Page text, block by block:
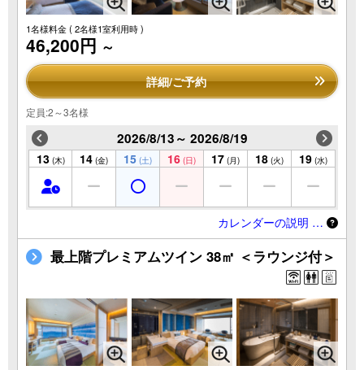
1名様料金( 2名様1室利用時 )
46,200円 ～
詳細/ご予約
定員:2～3名様
2026/8/13～ 2026/8/19
13 (木) 14 (金) 15 (土) 16 (日) 17 (月) 18 (火) 19 (水)
カレンダーの説明 …
最上階プレミアムツイン 38㎡ ＜ラウンジ付＞